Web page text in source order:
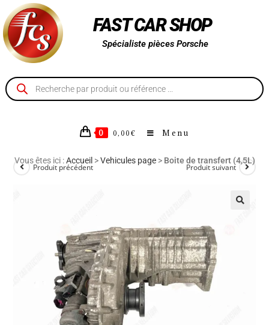
FAST CAR SHOP
Spécialiste pièces Porsche
0 0,00 € Menu
Vous êtes ici :Accueil >Vehicules page> Boite de transfert (4,5L)
Produit précédent Produit suivant